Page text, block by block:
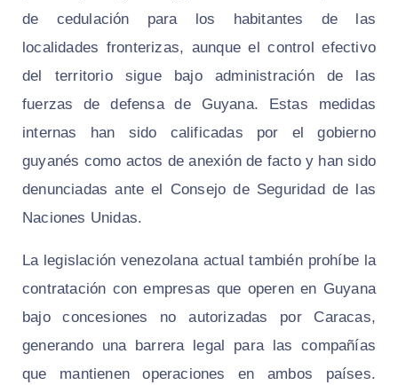
de cedulación para los habitantes de las
localidades fronterizas, aunque el control efectivo
del territorio sigue bajo administración de las
fuerzas de defensa de Guyana. Estas medidas
internas han sido calificadas por el gobierno
guyanés como actos de anexión de facto y han sido
denunciadas ante el Consejo de Seguridad de las
Naciones Unidas.
La legislación venezolana actual también prohíbe la
contratación con empresas que operen en Guyana
bajo concesiones no autorizadas por Caracas,
generando una barrera legal para las compañías
que mantienen operaciones en ambos países.